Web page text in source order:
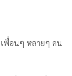
เพื่อนๆ หลายๆ คน